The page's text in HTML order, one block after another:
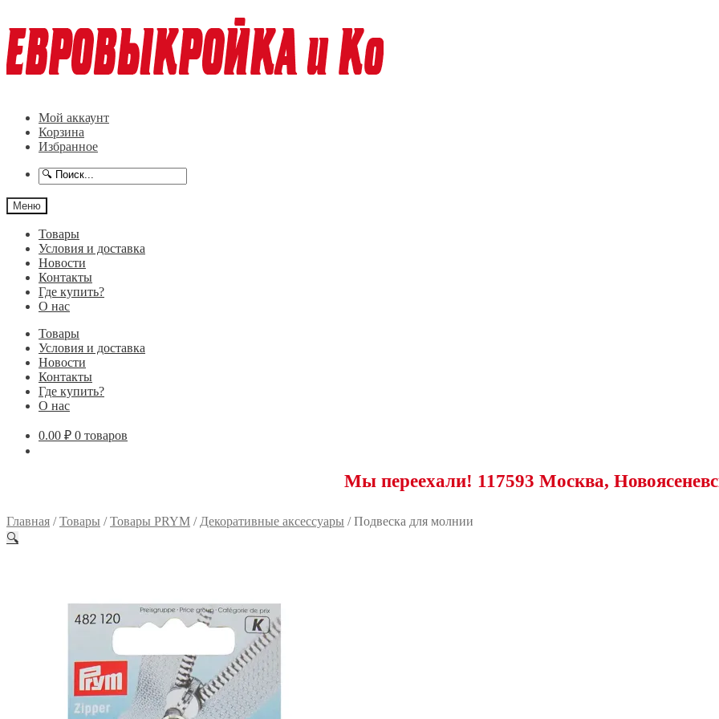
к
навигации
к
содержимому
Мой аккаунт
Корзина
Избранное
Меню
Товары
Условия и доставка
Новости
Контакты
Где купить?
О нас
Товары
Условия и доставка
Новости
Контакты
Где купить?
О нас
0.00 ₽ 0 товаров
Мы переехали! 117593 Москва, Новоясеневский
Главная /Товары /Товары PRYM / Декоративные аксессуары /Подвеска для молнии
🔍